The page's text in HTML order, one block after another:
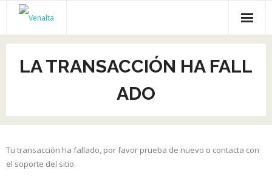
Inicio
Venalta
Empleo
Recursos gratis
LA TRANSACCIÓN HA FALL
ADO
Tu transacción ha fallado, por favor prueba de nuevo o contacta con
el soporte del sitio.